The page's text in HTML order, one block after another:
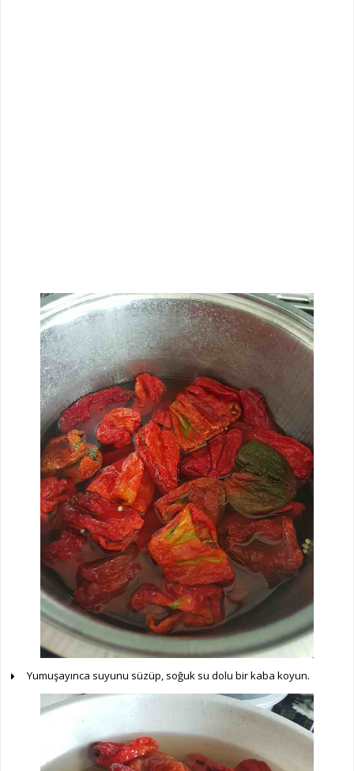
Yumuşayınca suyunu süzüp, soğuk su dolu bir kaba koyun.